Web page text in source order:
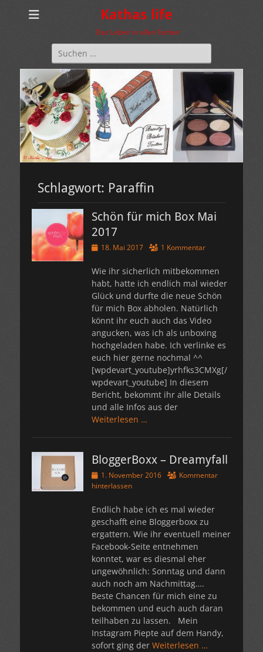
Kathas life
Das Leben in allen Farben
Suchen
nach:
Schlagwort: Paraffin
Schön für mich Box Mai
2017
Veröffentlicht
18. Mai 2017 1 Kommentar
Wie ihr sicherlich mitbekommen
habt, hatte ich endlich mal wieder
Glück und durfte die neue Schön
für mich Box abholen. Natürlich
könnt ihr euch auch das Video
angucken, was ich als unboxing
hochgeladen habe. Ich verlinke es
euch hier gerne nochmal ^^
[wpdevart_youtube]yrhfks3CMXg[/
wpdevart_youtube] In diesem
Bericht, bekommt ihr alle Details
und alle Infos aus der
Weiterlesen …
BloggerBoxx – Dreamyfall
Veröffentlicht
am
1. November 2016
Kommentar
hinterlassen
Endlich habe ich es mal wieder
geschafft eine Bloggerboxx zu
ergattern. Wie ihr eventuell meiner
Facebook-Seite entnehmen
konntet, war es diesmal eher
ungewöhnlich: Sonntag und dann
auch noch am Nachmittag….
Beste Chancen für mich eine zu
bekommen und euch auch daran
teilhaben zu lassen. Mein
Instagram Piepte auf dem Handy,
sofort ging der Weiterlesen …